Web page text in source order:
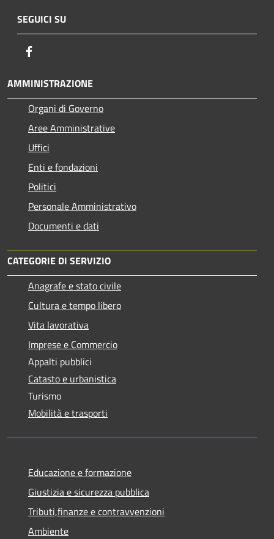
SEGUICI SU
AMMINISTRAZIONE
Organi di Governo
Aree Amministrative
Uffici
Enti e fondazioni
Politici
Personale Amministrativo
Documenti e dati
CATEGORIE DI SERVIZIO
Anagrafe e stato civile
Cultura e tempo libero
Vita lavorativa
Imprese e Commercio
Appalti pubblici
Catasto e urbanistica
Turismo
Mobilità e trasporti
Educazione e formazione
Giustizia e sicurezza pubblica
Tributi,finanze e contravvenzioni
Ambiente